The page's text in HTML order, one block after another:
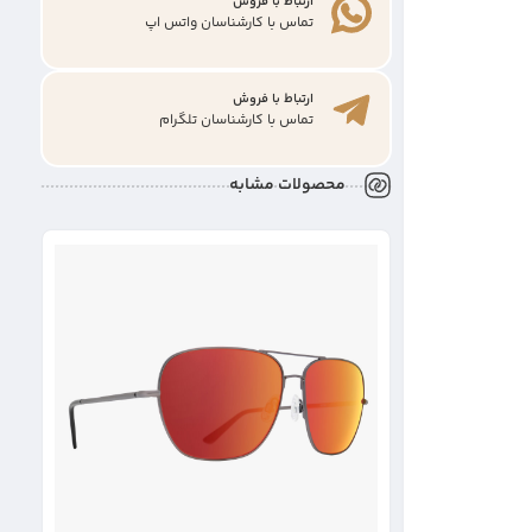
تماس با کارشناسان واتس اپ
ارتباط با فروش
تماس با کارشناسان تلگرام
محصولات مشابه